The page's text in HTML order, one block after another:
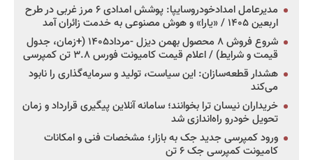
مدیرعامل امدادخودروسایپا: پوشش امدادی ۶ مرز غربی در طرح
اربعین ۱۴۰۵ / «یارا» و هوش مصنوعی به خدمت زائران آمد
شروع فروش ۸ محصول بهمن دیزل -مرداد۱۴۰۵ (+زمان، جدول
قیمت و شرایط) / اعلام قیمت کامیونت فورس ۳.۸ تن کمپرسی
هشدار قطعه‌سازان: این سیاست، تولید و سرمایه‌گذاری را نابود
می‌کند
خریداران نیسان ترا بخوانند؛ سامانه آنلاین پیگیری قرارداد و زمان
تحویل خودرو راه‌اندازی شد
ورود کمپرسی جدید جک به بازار؛ مشخصات فنی و امکانات
کامیونت کمپرسی جک ۶ تن